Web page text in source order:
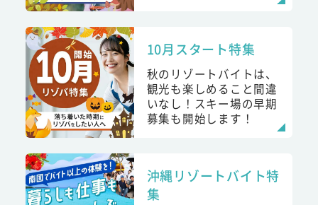
10月スタート特集
秋のリゾートバイトは、
観光も楽しめること間違
いなし！スキー場の早期
募集も開始します！
沖縄リゾートバイト特
集